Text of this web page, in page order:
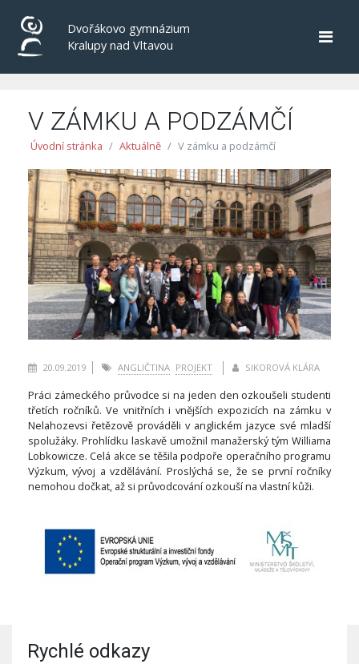
Dvořákovo gymnázium
Kralupy nad Vltavou
V ZÁMKU A PODZÁMČÍ
Úvodní stránka Aktuálně V zámku a podzámčí
20.09.2019 ANGLIČTINA PROJEKT SIKOROVÁ KLÁRA
Práci zámeckého průvodce si na jeden den ozkoušeli studenti
třetích ročníků. Ve vnitřních i vnějších expozicích na zámku v
Nelahozevsi řetězově prováděli v anglickém jazyce své mladší
spolužáky. Prohlídku laskavě umožnil manažerský tým Williama
Lobkowicze. Celá akce se těšila podpoře operačního programu
Výzkum, vývoj a vzdělávání. Proslýchá se, že se první ročníky
nemohou dočkat, až si průvodcování ozkouší na vlastní kůži.
Rychlé odkazy